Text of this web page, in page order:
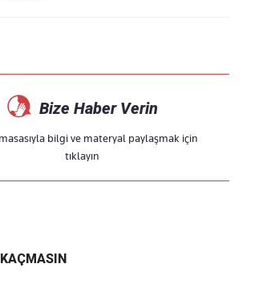
Bize Haber Verin
bilgi ve materyal paylaşmak için
tıklayın